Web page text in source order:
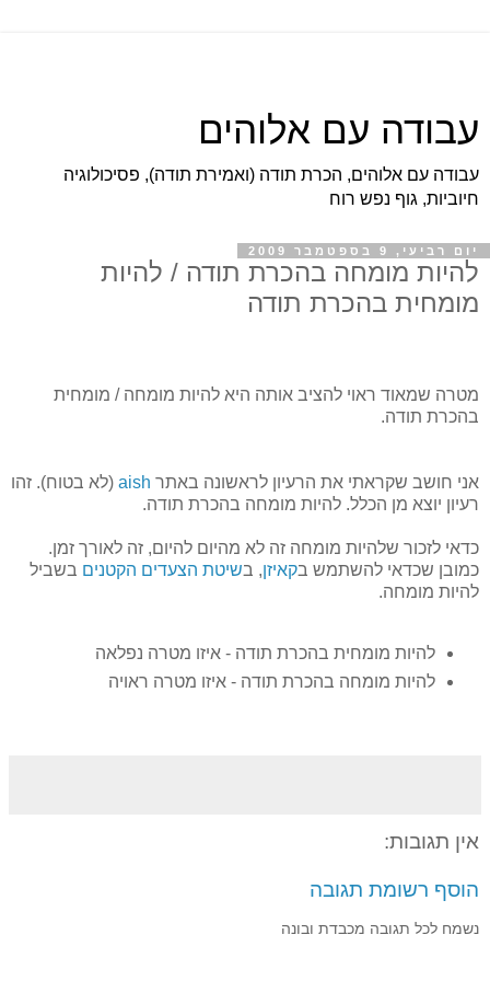
עבודה עם אלוהים
עבודה עם אלוהים, הכרת תודה (ואמירת תודה), פסיכולוגיה
חיוביות, גוף נפש רוח
יום רביעי, 9 בספטמבר 2009
להיות מומחה בהכרת תודה / להיות
מומחית בהכרת תודה
מטרה שמאוד ראוי להציב אותה היא להיות מומחה / מומחית
בהכרת תודה.
אני חושב שקראתי את הרעיון לראשונה באתר aish (לא בטוח). זהו
רעיון יוצא מן הכלל. להיות מומחה בהכרת תודה.
כדאי לזכור שלהיות מומחה זה לא מהיום להיום, זה לאורך זמן.
כמובן שכדאי להשתמש בקאיזן, בשיטת הצעדים הקטנים בשביל
להיות מומחה.
להיות מומחית בהכרת תודה - איזו מטרה נפלאה
להיות מומחה בהכרת תודה - איזו מטרה ראויה
אין תגובות:
הוסף רשומת תגובה
נשמח לכל תגובה מכבדת ובונה